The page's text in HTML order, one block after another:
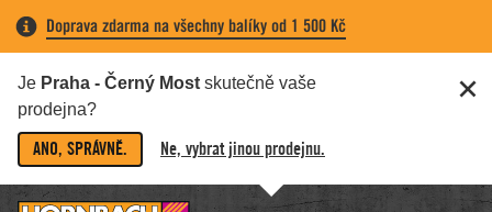
Doprava zdarma na všechny balíky od 1 500 Kč
Je Praha - Černý Most skutečně vaše
prodejna?
ANO, SPRÁVNĚ. Ne, vybrat jinou prodejnu.